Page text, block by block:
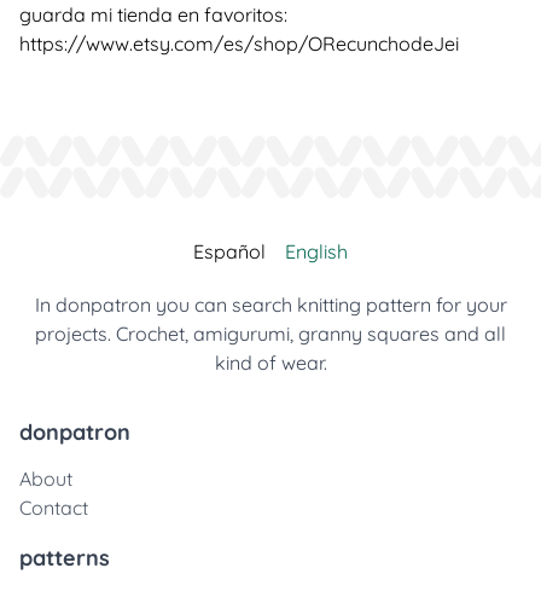
guarda mi tienda en favoritos:
https://www.etsy.com/es/shop/ORecunchodeJei
Español English
In donpatron you can search knitting pattern for your
projects. Crochet, amigurumi, granny squares and all
kind of wear.
donpatron
About
Contact
patterns